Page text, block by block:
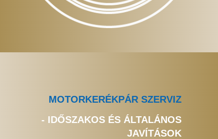
MOTORKERÉKPÁR SZERVIZ
- IDŐSZAKOS ÉS ÁLTALÁNOS
JAVÍTÁSOK